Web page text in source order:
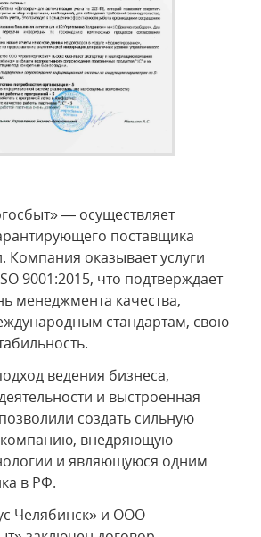
— осуществляет
поставщика
Компания оказывает услуги
9001:2015, что подтверждает
менеджмента качества,
стандартам, свою
ведения бизнеса,
и выстроенная
создать сильную
компанию, внедряющую
и являющуюся одним
в РФ.
Челябинск» и ООО